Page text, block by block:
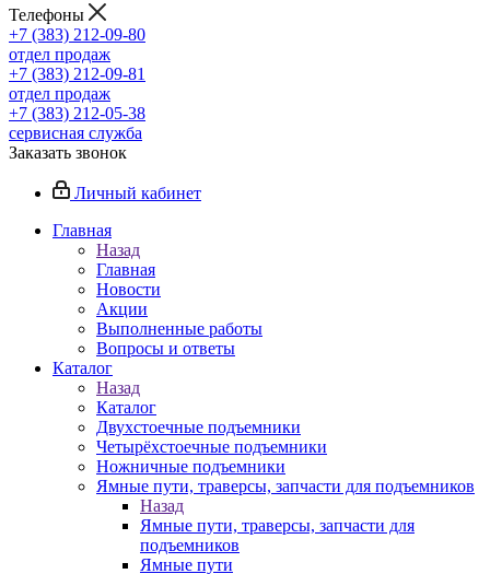
Телефоны
+7 (383) 212-09-80
отдел продаж
+7 (383) 212-09-81
отдел продаж
+7 (383) 212-05-38
сервисная служба
Заказать звонок
Личный кабинет
Главная
Назад
Главная
Новости
Акции
Выполненные работы
Вопросы и ответы
Каталог
Назад
Каталог
Двухстоечные подъемники
Четырёхстоечные подъемники
Ножничные подъемники
Ямные пути, траверсы, запчасти для подъемников
Назад
Ямные пути, траверсы, запчасти для
подъемников
Ямные пути